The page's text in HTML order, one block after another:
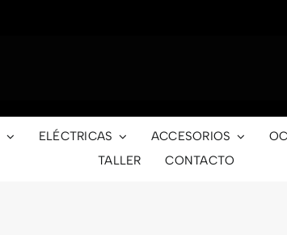
ELÉCTRICAS ACCESORIOS
TALLER
CONTACTO